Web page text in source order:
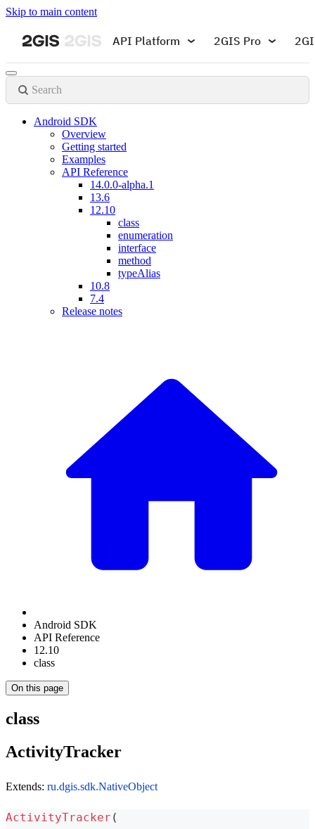
Skip to main content
API Platform 2GIS Pro
Search
Android SDK
Overview
Getting started
Examples
API Reference
14.0.0-alpha.1
13.6
12.10
class
enumeration
interface
method
typeAlias
10.8
7.4
Release notes
Android SDK
API Reference
12.10
class
On this page
class
ActivityTracker
Extends: ru.dgis.sdk.NativeObject
ActivityTracker (